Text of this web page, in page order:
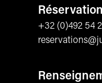
Réservation
+32 (0)492 54